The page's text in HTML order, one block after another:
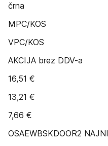
črna
MPC/KOS
VPC/KOS
AKCIJA brez DDV-a
16,51 €
13,21 €
7,66 €
OSAEWBSKDOOR2